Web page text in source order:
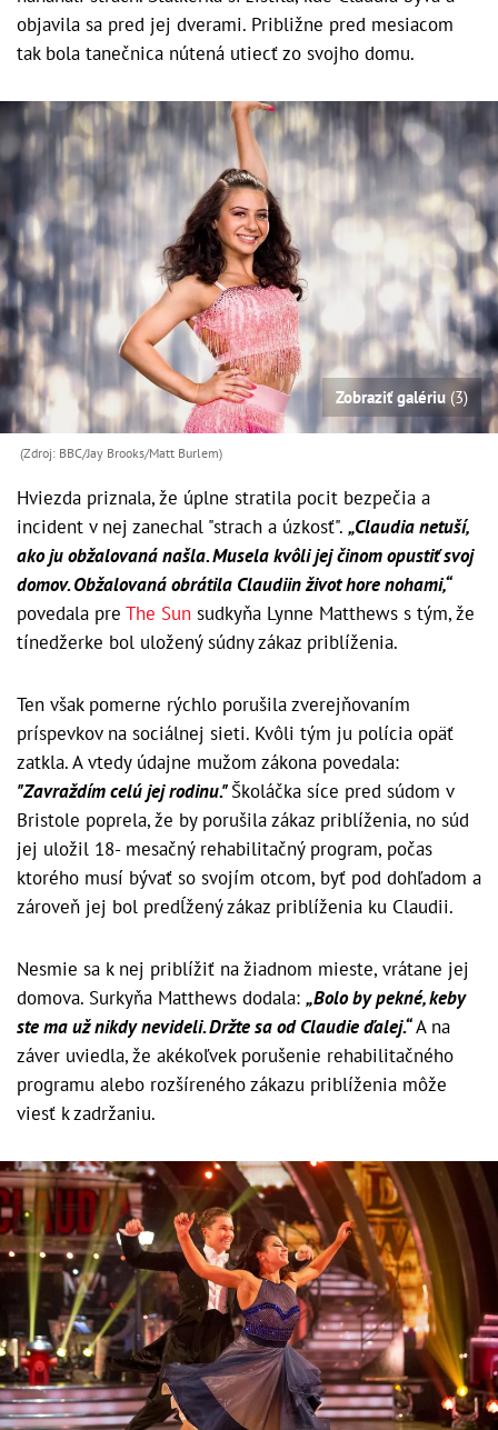
objavila sa pred jej dverami. Približne pred mesiacom
tak bola tanečnica nútená utiecť zo svojho domu.
Zobraziť galériu (3)
(Zdroj: BBC/Jay Brooks/Matt Burlem)
Hviezda priznala, že úplne stratila pocit bezpečia a
incident v nej zanechal "strach a úzkosť". „Claudia netuší,
ako ju obžalovaná našla. Musela kvôli jej činom opustiť svoj
domov. Obžalovaná obrátila Claudiin život hore nohami,“
povedala pre The Sun sudkyňa Lynne Matthews s tým, že
tínedžerke bol uložený súdny zákaz priblíženia.
Ten však pomerne rýchlo porušila zverejňovaním
príspevkov na sociálnej sieti. Kvôli tým ju polícia opäť
zatkla. A vtedy údajne mužom zákona povedala:
"Zavraždím celú jej rodinu."Školáčka síce pred súdom v
Bristole poprela, že by porušila zákaz priblíženia, no súd
jej uložil 18- mesačný rehabilitačný program, počas
ktorého musí bývať so svojím otcom, byť pod dohľadom a
zároveň jej bol predĺžený zákaz priblíženia ku Claudii.
Nesmie sa k nej priblížiť na žiadnom mieste, vrátane jej
domova. Surkyňa Matthews dodala: „Bolo by pekné, keby
ste ma už nikdy nevideli. Držte sa od Claudie ďalej.“A na
záver uviedla, že akékoľvek porušenie rehabilitačného
programu alebo rozšíreného zákazu priblíženia môže
viesť k zadržaniu.